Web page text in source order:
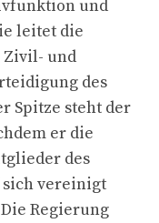
und
leitet die
Zivil- und
des
Spitze steht der
er die
des
sich vereinigt
Regierung